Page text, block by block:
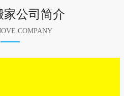
家公司简介
COMPANY